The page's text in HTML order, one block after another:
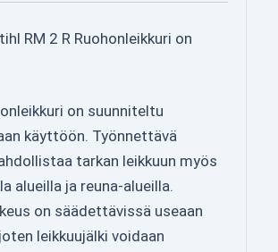
RM 2 R Ruohonleikkuri on
on suunniteltu
käyttöön. Työnnettävä
tarkan leikkuun myös
alueilla ja reuna-alueilla.
on säädettävissä useaan
leikkuujälki voidaan